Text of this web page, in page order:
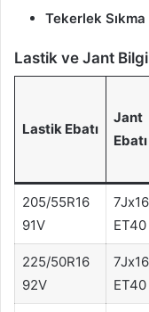
Tekerlek
Lastik ve Jant
Lastik Ebatı
Jant
Ebatı
205/55R16
91V
7Jx16
ET40
225/50R16
92V
7Jx16
ET40